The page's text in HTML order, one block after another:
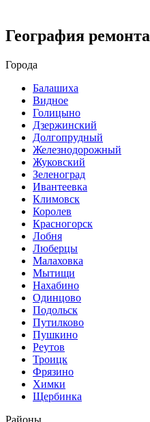
География ремонта
Города
Балашиха
Видное
Голицыно
Дзержинский
Долгопрудный
Железнодорожный
Жуковский
Зеленоград
Ивантеевка
Климовск
Королев
Красногорск
Лобня
Люберцы
Малаховка
Мытищи
Нахабино
Одинцово
Подольск
Путилково
Пушкино
Реутов
Троицк
Фрязино
Химки
Щербинка
Районы